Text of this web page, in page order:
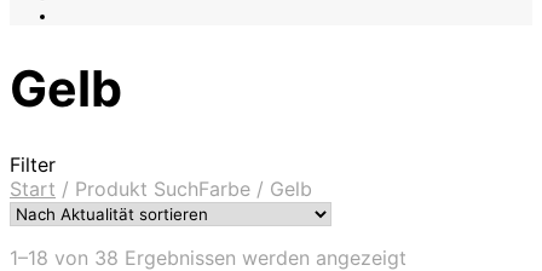
Gelb
Filter
Start / Produkt SuchFarbe / Gelb
1–18 von 38 Ergebnissen werden angezeigt